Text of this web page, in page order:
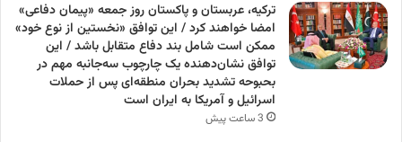
ترکیه، عربستان و پاکستان روز جمعه «پیمان دفاعی»
امضا خواهند کرد / این توافق «نخستین از نوع خود»
ممکن است شامل بند دفاع متقابل باشد / این
توافق نشان‌دهنده یک چارچوب سه‌جانبه مهم در
بحبوحه تشدید بحران منطقه‌ای پس از حملات
اسرائیل و آمریکا به ایران است
3 ساعت پیش